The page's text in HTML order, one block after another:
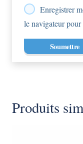
Enregistrer
le navigateur
Produits